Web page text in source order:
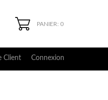
PANIER: 0
Client Connexion